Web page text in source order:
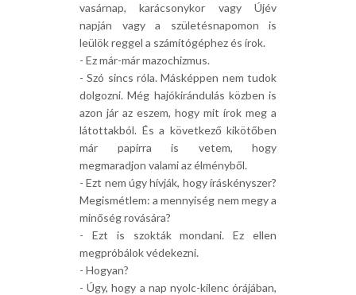
vasárnap, karácsonykor vagy Újév
napján vagy a születésnapomon is
leülök reggel a számítógéphez és írok.
- Ez már-már mazochizmus.
- Szó sincs róla. Másképpen nem tudok
dolgozni. Még hajókirándulás közben is
azon jár az eszem, hogy mit írok meg a
látottakból. És a következő kikötőben
már papírra is vetem, hogy
megmaradjon valami az élményből.
- Ezt nem úgy hívják, hogy íráskényszer?
Megismétlem: a mennyiség nem megy a
minőség rovására?
- Ezt is szokták mondani. Ez ellen
megpróbálok védekezni.
- Hogyan?
- Úgy, hogy a nap nyolc-kilenc órájában,